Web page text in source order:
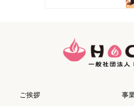
ご挨拶 事